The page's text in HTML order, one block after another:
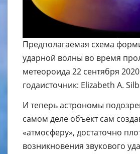
Предполагаемая схема
ударной волны во время
метеороида 22 сентября 2020
годаисточник: Elizabeth A.
И теперь астрономы
самом деле объект сам
«атмосферу», достаточно
возникновения звукового